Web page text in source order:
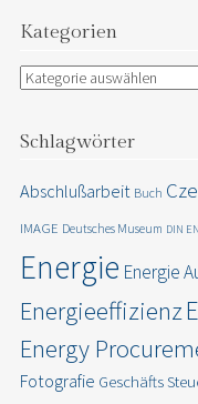
Kategorien
Kategorien
Schlagwörter
Abschlußarbeit Buch
IMAGE Deutsches Museum DIN
Energie Energie
Energieeffizienz
Energy
Fotografie Geschäfts